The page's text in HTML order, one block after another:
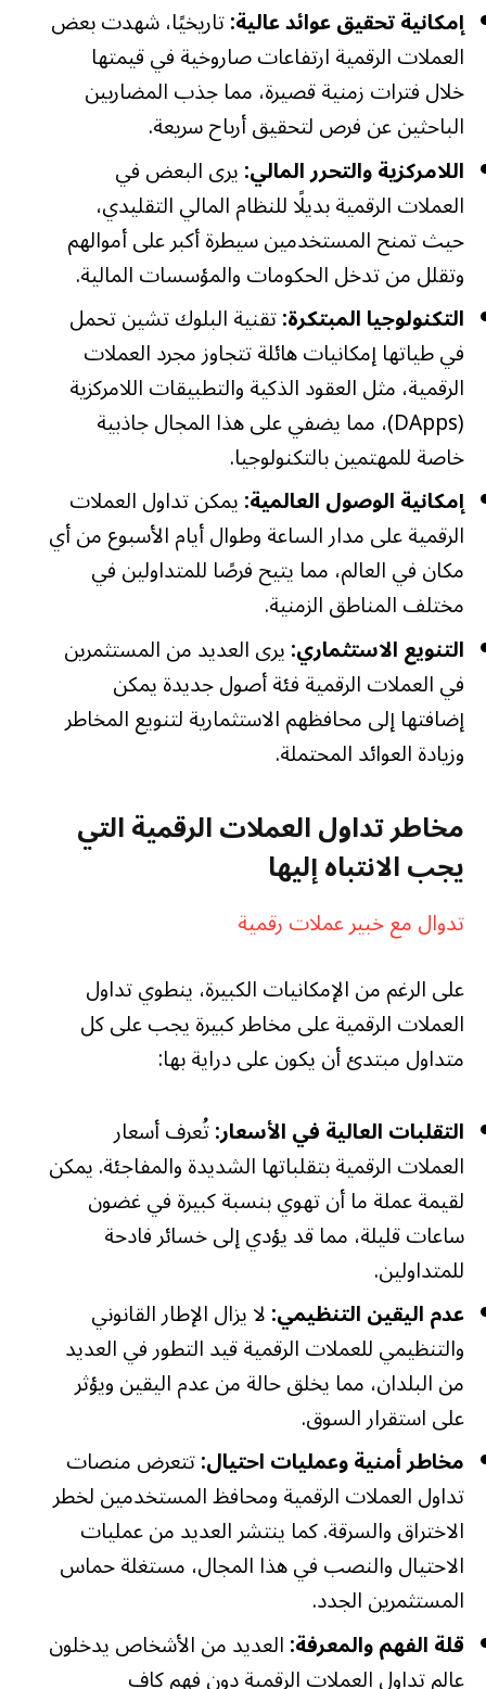
إمكانية تحقيق عوائد عالية:تاريخيًا، شهدت بعض
العملات الرقمية ارتفاعات صاروخية في قيمتها
خلال فترات زمنية قصيرة، مما جذب المضاربين
الباحثين عن فرص لتحقيق أرباح سريعة.
اللامركزية والتحرر المالي:يرى البعض في
العملات الرقمية بديلًا للنظام المالي التقليدي،
حيث تمنح المستخدمين سيطرة أكبر على أموالهم
وتقلل من تدخل الحكومات والمؤسسات المالية.
التكنولوجيا المبتكرة:تقنية البلوك تشين تحمل
في طياتها إمكانيات هائلة تتجاوز مجرد العملات
الرقمية، مثل العقود الذكية والتطبيقات اللامركزية
(DApps)، مما يضفي على هذا المجال جاذبية
خاصة للمهتمين بالتكنولوجيا.
إمكانية الوصول العالمية:يمكن تداول العملات
الرقمية على مدار الساعة وطوال أيام الأسبوع من أي
مكان في العالم، مما يتيح فرصًا للمتداولين في
مختلف المناطق الزمنية.
التنويع الاستثماري:يرى العديد من المستثمرين
في العملات الرقمية فئة أصول جديدة يمكن
إضافتها إلى محافظهم الاستثمارية لتنويع المخاطر
وزيادة العوائد المحتملة.
مخاطر تداول العملات الرقمية التي
يجب الانتباه إليها
تدوال مع خبير عملات رقمية
على الرغم من الإمكانيات الكبيرة، ينطوي تداول
العملات الرقمية على مخاطر كبيرة يجب على كل
متداول مبتدئ أن يكون على دراية بها:
التقلبات العالية في الأسعار:تُعرف أسعار
العملات الرقمية بتقلباتها الشديدة والمفاجئة. يمكن
لقيمة عملة ما أن تهوي بنسبة كبيرة في غضون
ساعات قليلة، مما قد يؤدي إلى خسائر فادحة
للمتداولين.
عدم اليقين التنظيمي:لا يزال الإطار القانوني
والتنظيمي للعملات الرقمية قيد التطور في العديد
من البلدان، مما يخلق حالة من عدم اليقين ويؤثر
على استقرار السوق.
مخاطر أمنية وعمليات احتيال:تتعرض منصات
تداول العملات الرقمية ومحافظ المستخدمين لخطر
الاختراق والسرقة. كما ينتشر العديد من عمليات
الاحتيال والنصب في هذا المجال، مستغلة حماس
المستثمرين الجدد.
قلة الفهم والمعرفة:العديد من الأشخاص يدخلون
عالم تداول العملات الرقمية دون فهم كافٍ